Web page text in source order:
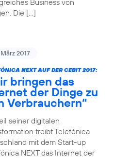
Business von
Die […]
2017
NEXT AUF DER CEBIT 2017:
bringen das
der Dinge zu
Verbrauchern“
seiner digitalen
treibt Telefónica
mit dem Start-up
NEXT das Internet der